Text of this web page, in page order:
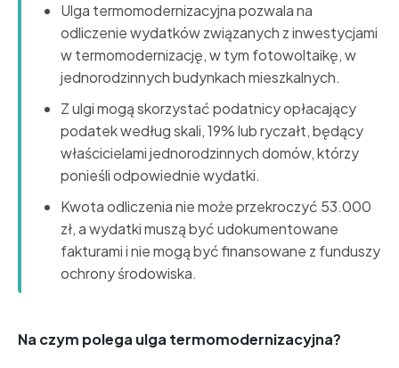
Ulga termomodernizacyjna pozwala na
odliczenie wydatków związanych z inwestycjami
w termomodernizację, w tym fotowoltaikę, w
jednorodzinnych budynkach mieszkalnych.
Z ulgi mogą skorzystać podatnicy opłacający
podatek według skali, 19% lub ryczałt, będący
właścicielami jednorodzinnych domów, którzy
ponieśli odpowiednie wydatki.
Kwota odliczenia nie może przekroczyć 53.000
zł, a wydatki muszą być udokumentowane
fakturami i nie mogą być finansowane z funduszy
ochrony środowiska.
Na czym polega ulga termomodernizacyjna?